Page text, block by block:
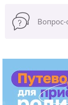
Вопрос-